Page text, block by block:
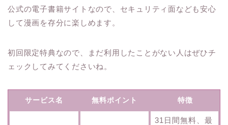
公式の電子書籍サイトなので、セキュリティ面なども安心
して漫画を存分に楽しめます。
初回限定特典なので、まだ利用したことがない人はぜひチ
ェックしてみてくださいね。
サービス名 無料ポイント 特徴
31日間無料、最